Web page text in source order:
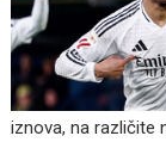
iznova, na različite